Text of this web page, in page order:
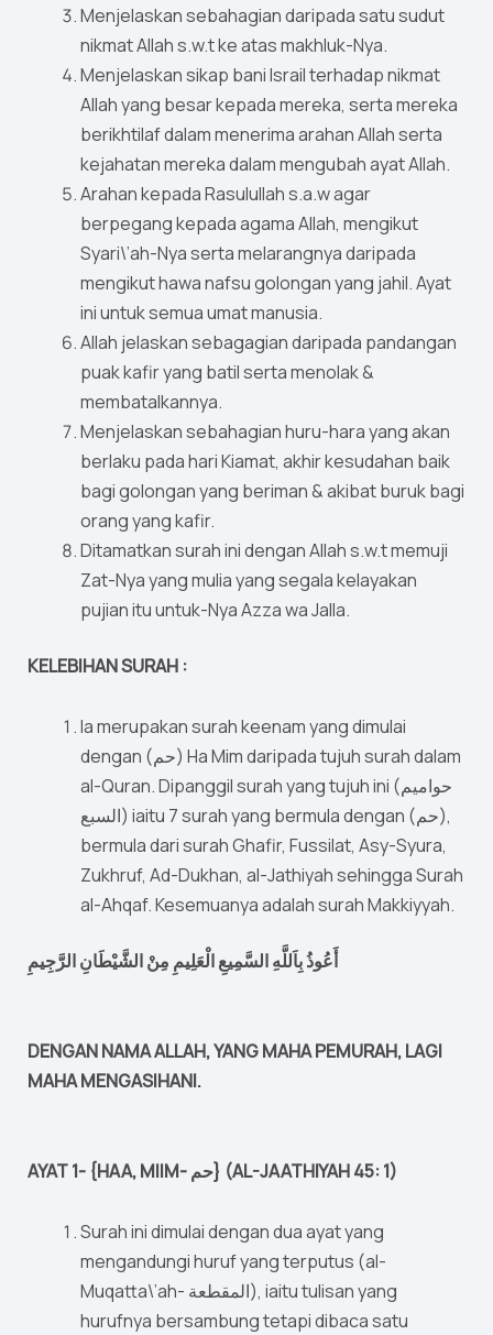
Menjelaskan sebahagian daripada satu sudut
nikmat Allah s.w.t ke atas makhluk-Nya.
Menjelaskan sikap bani Israil terhadap nikmat
Allah yang besar kepada mereka, serta mereka
berikhtilaf dalam menerima arahan Allah serta
kejahatan mereka dalam mengubah ayat Allah.
Arahan kepada Rasulullah s.a.w agar
berpegang kepada agama Allah, mengikut
Syari\’ah-Nya serta melarangnya daripada
mengikut hawa nafsu golongan yang jahil. Ayat
ini untuk semua umat manusia.
Allah jelaskan sebagagian daripada pandangan
puak kafir yang batil serta menolak &
membatalkannya.
Menjelaskan sebahagian huru-hara yang akan
berlaku pada hari Kiamat, akhir kesudahan baik
bagi golongan yang beriman & akibat buruk bagi
orang yang kafir.
Ditamatkan surah ini dengan Allah s.w.t memuji
Zat-Nya yang mulia yang segala kelayakan
pujian itu untuk-Nya Azza wa Jalla.
KELEBIHAN SURAH :
Ia merupakan surah keenam yang dimulai
dengan (حم) Ha Mim daripada tujuh surah dalam
al-Quran. Dipanggil surah yang tujuh ini (حواميم
السبع) iaitu 7 surah yang bermula dengan (حم),
bermula dari surah Ghafir, Fussilat, Asy-Syura,
Zukhruf, Ad-Dukhan, al-Jathiyah sehingga Surah
al-Ahqaf. Kesemuanya adalah surah Makkiyyah.
أَعُوذُ بِاَللَّهِ السَّمِيعِ الْعَلِيمِ مِنْ الشَّيْطَانِ الرَّجِيمِ
DENGAN NAMA ALLAH, YANG MAHA PEMURAH, LAGI
MAHA MENGASIHANI.
AYAT 1- {HAA, MIIM- حم} (AL-JAATHIYAH 45: 1)
Surah ini dimulai dengan dua ayat yang
mengandungi huruf yang terputus (al-
Muqatta\’ah- المقطعة), iaitu tulisan yang
hurufnya bersambung tetapi dibaca satu